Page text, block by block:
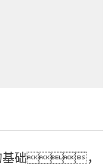
基础，